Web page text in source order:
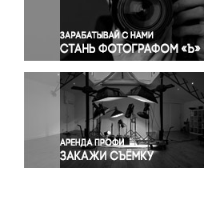
Правосудие
Происшествия и конфликты
Религия
Светская жизнь
Спорт
Экология
Экономика и бизнес